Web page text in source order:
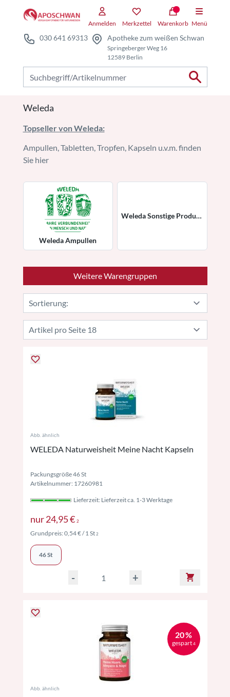
Anmelden Merkzettel Warenkorb Menü
030 641 69313 Apotheke zum weißen Schwan
Springeberger Weg 16
12589 Berlin
Weleda
Topseller von Weleda:
Ampullen, Tabletten, Tropfen, Kapseln u.v.m. finden
Sie hier
Weleda Ampullen
Weleda Sonstige Produkte
Weitere Warengruppen
Abb. ähnlich
WELEDA Naturweisheit Meine Nacht Kapseln
Packungsgröße 46 St
Artikelnummer: 17260981
Lieferzeit: Lieferzeit ca. 1-3 Werktage
nur24,95 € 2Preise inkl. MwSt. ggf. zzgl. Versand
Grundpreis:0,54 €/ 1 St 2Preise inkl. MwSt. ggf. zzgl. Versand
46 St
- +
20 %
gespart 4
Abb. ähnlich